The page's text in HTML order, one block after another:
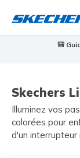
🎒
Skechers
Illuminez vos
colorées pour
d'un interrupteur